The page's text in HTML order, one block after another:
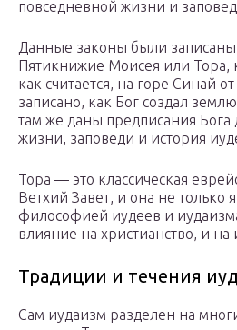
повседневной жизни и
Данные законы были
Пятикнижие Моисея или Тора,
как считается, на горе Синай
записано, как Бог создал
там же даны предписания Бога
жизни, заповеди и история
Тора — это классическая
Ветхий Завет, и она не только
философией иудеев и
влияние на христианство, и на
Традиции и течения
Сам иудаизм разделен на